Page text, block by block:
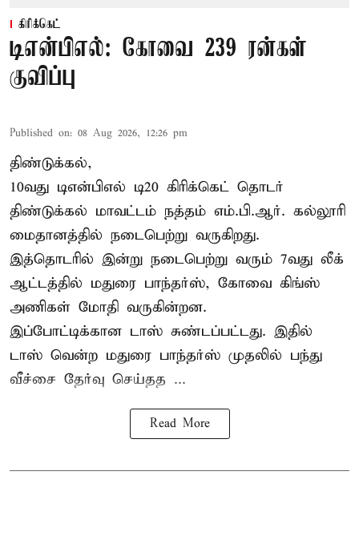
கிரிக்கெட்
டிஎன்பிஎல்: கோவை 239 ரன்கள்
குவிப்பு
Published on: 08 Aug 2026, 12:26 pm
திண்டுக்கல்,
10வது டிஎன்பிஎல் டி20 கிரிக்கெட் தொடர்
திண்டுக்கல் மாவட்டம் நத்தம் எம்.பி.ஆர். கல்லூரி
மைதானத்தில் நடைபெற்று வருகிறது.
இத்தொடரில் இன்று நடைபெற்று வரும் 7வது லீக்
ஆட்டத்தில் மதுரை பாந்தர்ஸ், கோவை கிங்ஸ்
அணிகள் மோதி வருகின்றன.
இப்போட்டிக்கான டாஸ் சுண்டப்பட்டது. இதில்
டாஸ் வென்ற மதுரை பாந்தர்ஸ் முதலில் பந்து
வீச்சை தேர்வு செய்தத ...
Read More